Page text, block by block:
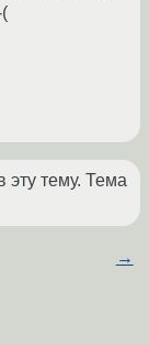
тему. Тема
→